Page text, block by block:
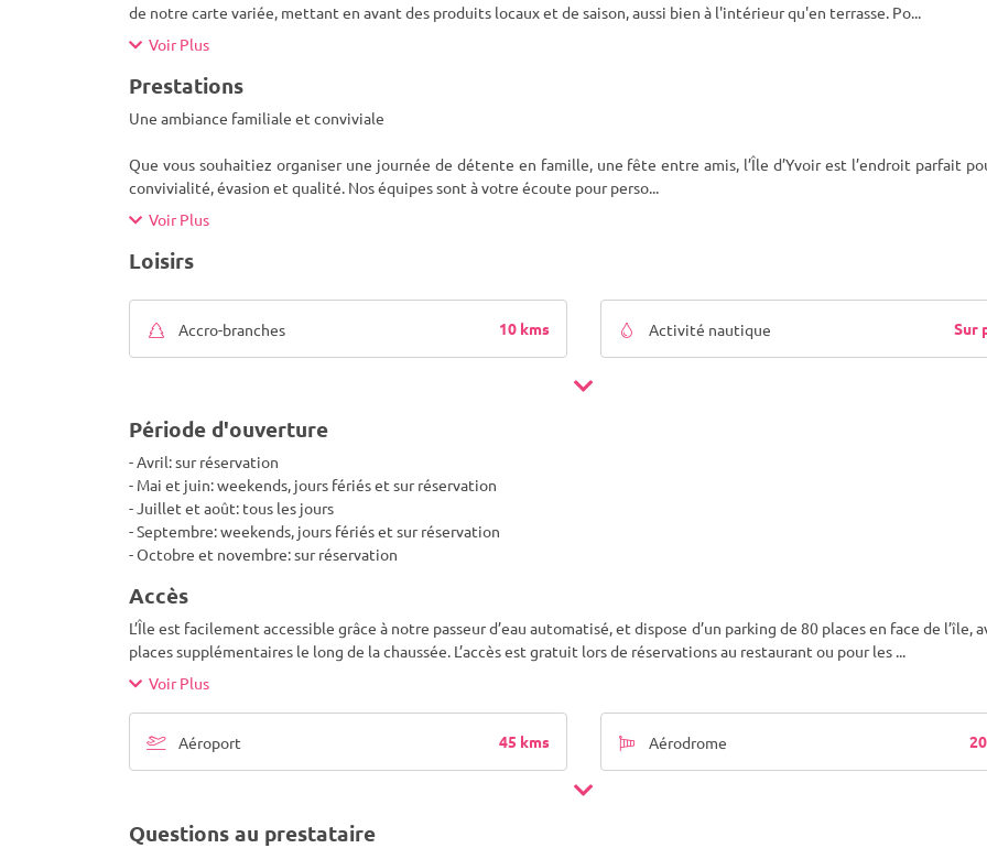
de notre carte variée, mettant en avant des produits locaux et de saison, aussi bien à l'intérieur qu'en terrasse. Po...
Voir Plus
Prestations
Une ambiance familiale et conviviale
Que vous souhaitiez organiser une journée de détente en famille, une fête entre amis, l’Île d’Yvoir est l’endroit parfait
convivialité, évasion et qualité. Nos équipes sont à votre écoute pour perso...
Voir Plus
Loisirs
Accro-branches 10 kms Activité nautique Sur
Période d'ouverture
- Avril: sur réservation
- Mai et juin: weekends, jours fériés et sur réservation
- Juillet et août: tous les jours
- Septembre: weekends, jours fériés et sur réservation
- Octobre et novembre: sur réservation
Accès
L’Île est facilement accessible grâce à notre passeur d’eau automatisé, et dispose d’un parking de 80 places en face de l’île,
places supplémentaires le long de la chaussée. L’accès est gratuit lors de réservations au restaurant ou pour les ...
Voir Plus
Aéroport 45 kms Aérodrome
Questions au prestataire